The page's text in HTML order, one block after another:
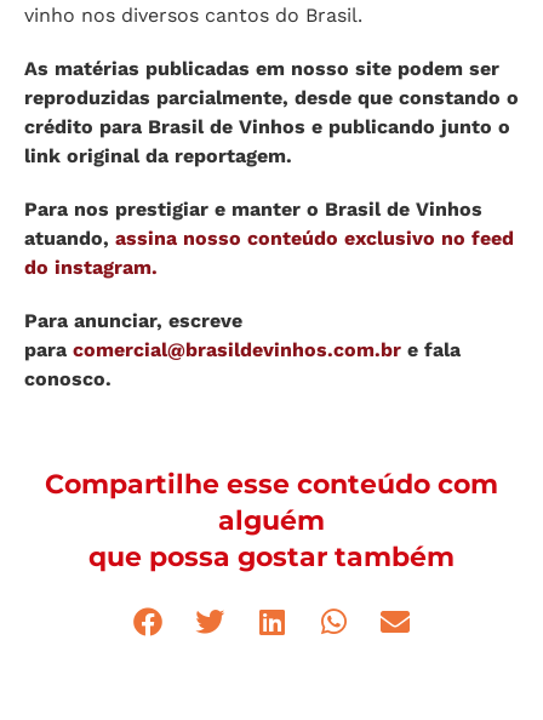
vinho nos diversos cantos do Brasil.
As matérias publicadas em nosso site podem ser
reproduzidas parcialmente, desde que constando o
crédito para Brasil de Vinhos e publicando junto o
link original da reportagem.
Para nos prestigiar e manter o Brasil de Vinhos
atuando, assina nosso conteúdo exclusivo no feed
do instagram.
Para anunciar, escreve
para comercial@brasildevinhos.com.br e fala
conosco.
Compartilhe esse conteúdo com
alguém
que possa gostar também